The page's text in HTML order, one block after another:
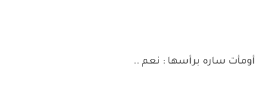
أومأت ساره برأسها : نعم ..